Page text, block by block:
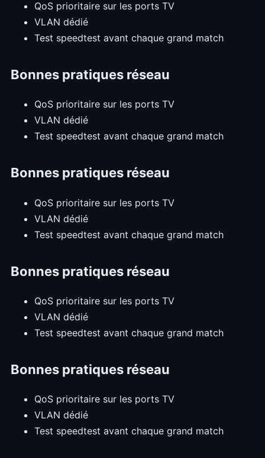
QoS prioritaire sur les ports TV
VLAN dédié
Test speedtest avant chaque grand match
Bonnes pratiques réseau
QoS prioritaire sur les ports TV
VLAN dédié
Test speedtest avant chaque grand match
Bonnes pratiques réseau
QoS prioritaire sur les ports TV
VLAN dédié
Test speedtest avant chaque grand match
Bonnes pratiques réseau
QoS prioritaire sur les ports TV
VLAN dédié
Test speedtest avant chaque grand match
Bonnes pratiques réseau
QoS prioritaire sur les ports TV
VLAN dédié
Test speedtest avant chaque grand match